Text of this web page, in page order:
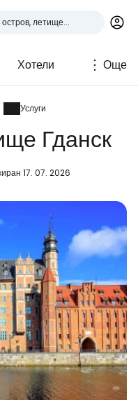
Хотели Още
Услуги
Гданск
17. 07. 2026
Google
Facebook
имейл